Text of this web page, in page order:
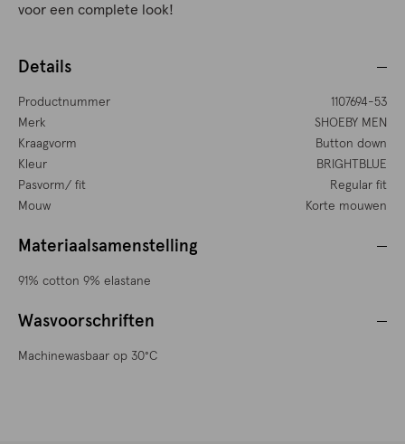
voor een complete look!
Details
Productnummer
1107694-53
Merk
SHOEBY MEN
Kraagvorm
Button down
Kleur
BRIGHTBLUE
Pasvorm/ fit
Regular fit
Mouw
Korte mouwen
Materiaalsamenstelling
91% cotton 9% elastane
Wasvoorschriften
Machinewasbaar op 30°C